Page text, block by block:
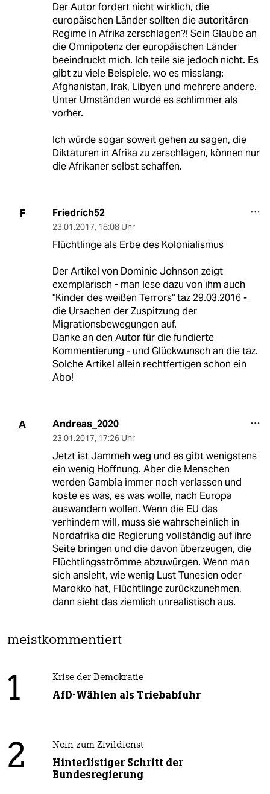
Der Autor fordert nicht wirklich, die
europäischen Länder sollten die autoritären
Regime in Afrika zerschlagen?! Sein Glaube an
die Omnipotenz der europäischen Länder
beeindruckt mich. Ich teile sie jedoch nicht. Es
gibt zu viele Beispiele, wo es misslang:
Afghanistan, Irak, Libyen und mehrere andere.
Unter Umständen wurde es schlimmer als
vorher.
Ich würde sogar soweit gehen zu sagen, die
Diktaturen in Afrika zu zerschlagen, können nur
die Afrikaner selbst schaffen.
F Friedrich52
23.01.2017, 18:08 Uhr
Flüchtlinge als Erbe des Kolonialismus
Der Artikel von Dominic Johnson zeigt
exemplarisch - man lese dazu von ihm auch
"Kinder des weißen Terrors" taz 29.03.2016 -
die Ursachen der Zuspitzung der
Migrationsbewegungen auf.
Danke an den Autor für die fundierte
Kommentierung - und Glückwunsch an die taz.
Solche Artikel allein rechtfertigen schon ein
Abo!
A Andreas_2020
23.01.2017, 17:26 Uhr
Jetzt ist Jammeh weg und es gibt wenigstens
ein wenig Hoffnung. Aber die Menschen
werden Gambia immer noch verlassen und
koste es was, es was wolle, nach Europa
auswandern wollen. Wenn die EU das
verhindern will, muss sie wahrscheinlich in
Nordafrika die Regierung vollständig auf ihre
Seite bringen und die davon überzeugen, die
Flüchtlingsströmme abzuwürgen. Wenn man
sich ansieht, wie wenig Lust Tunesien oder
Marokko hat, Flüchtlinge zurückzunehmen,
dann sieht das ziemlich unrealistisch aus.
meistkommentiert
1 Krise der Demokratie
AfD-Wählen als Triebabfuhr
2 Nein zum Zivildienst
Hinterlistiger Schritt der
Bundesregierung